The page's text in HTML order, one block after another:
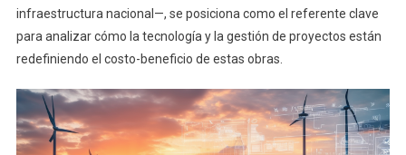
infraestructura nacional—, se posiciona como el referente clave
para analizar cómo la tecnología y la gestión de proyectos están
redefiniendo el costo-beneficio de estas obras.